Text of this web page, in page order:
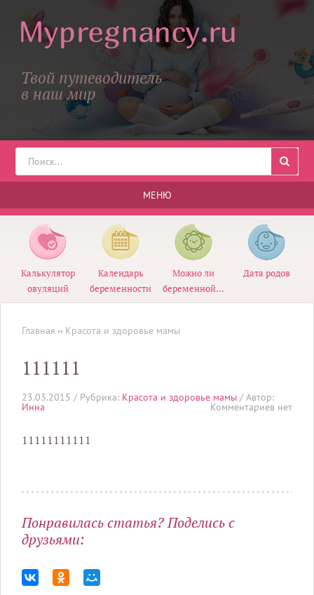
Твой путеводитель
в наш мир
МЕНЮ
Калькулятор
овуляций
Календарь
беременности
Можно ли
беременной...
Дата родов
Главная ›› Красота и здоровье мамы
111111
23.03.2015 / Рубрика: Красота и здоровье мамы / Автор:
Инна Комментариев нет
11111111111
Понравилась статья? Поделись с
друзьями: